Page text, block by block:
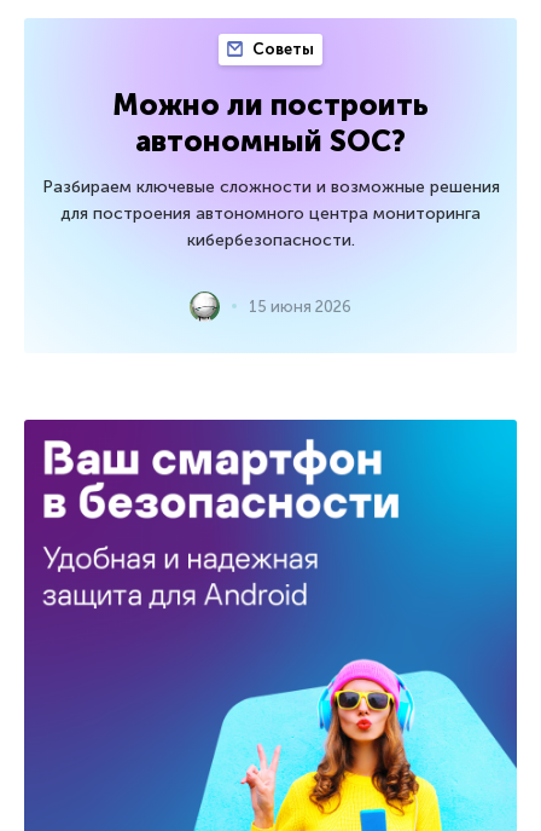
Советы
Можно ли построить
автономный SOC?
Разбираем ключевые сложности и возможные решения
для построения автономного центра мониторинга
кибербезопасности.
15 июня 2026